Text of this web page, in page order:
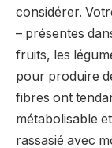
considérer.
– présentes
fruits, les
pour produire
fibres ont
métabolisable
rassasié avec